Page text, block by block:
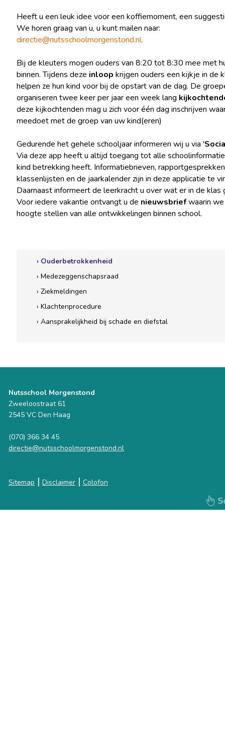
Heeft u een leuk idee voor een koffiemoment, een
We horen graag van u, u kunt mailen naar:
directie@nutsschoolmorgenstond.nl.
Bij de kleuters mogen ouders van 8:20 tot 8:30 mee met
binnen. Tijdens deze inloop krijgen ouders een kijkje in de
helpen ze hun kind voor bij de opstart van de dag. De
organiseren twee keer per jaar een week lang
deze kijkochtenden mag u zich voor één dag inschrijven
meedoet met de groep van uw kind(eren)
Gedurende het gehele schooljaar informeren wij u via '
Via deze app heeft u altijd toegang tot alle
kind betrekking heeft. Informatiebrieven,
klassenlijsten en de jaarkalender zijn in deze applicatie te
Daarnaast informeert de leerkracht u over wat er in de klas
Voor iedere vakantie ontvangt u de nieuwsbriefwaarin
hoogte stellen van alle ontwikkelingen binnen school.
› Ouderbetrokkenheid
› Medezeggenschapsraad
› Ziekmeldingen
› Klachtenprocedure
› Aansprakelijkheid bij schade en diefstal
Nutsschool Morgenstond
Zweeloostraat 61
2545 VC Den Haag
(070) 366 34 45
directie@nutsschoolmorgenstond.nl
Sitemap | Disclaimer| Colofon